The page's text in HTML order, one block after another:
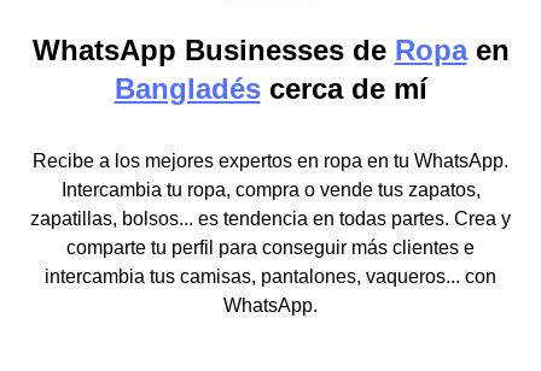
WhatsApp Businesses de Ropaen
Bangladéscerca de mí
Recibe a los mejores expertos en ropa en tu WhatsApp.
Intercambia tu ropa, compra o vende tus zapatos,
zapatillas, bolsos... es tendencia en todas partes. Crea y
comparte tu perfil para conseguir más clientes e
intercambia tus camisas, pantalones, vaqueros... con
WhatsApp.